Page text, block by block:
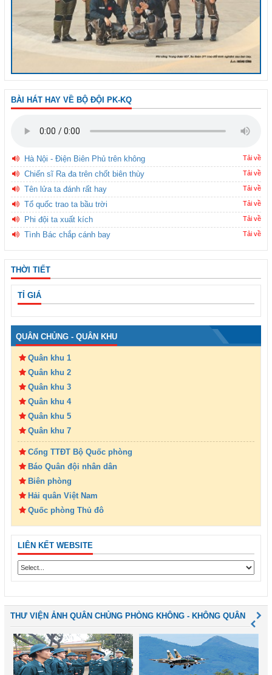
BÀI HÁT HAY VỀ BỘ ĐỘI PK-KQ
Hà Nội - Điện Biên Phủ trên không Tải về
Chiến sĩ Ra đa trên chốt biên thùy Tải về
Tên lửa ta đánh rất hay Tải về
Tổ quốc trao ta bầu trời Tải về
Phi đội ta xuất kích Tải về
Tình Bác chắp cánh bay Tải về
THỜI TIẾT
TỈ GIÁ
QUÂN CHỦNG - QUÂN KHU
Quân khu 1
Quân khu 2
Quân khu 3
Quân khu 4
Quân khu 5
Quân khu 7
Cổng TTĐT Bộ Quốc phòng
Báo Quân đội nhân dân
Biên phòng
Hải quân Việt Nam
Quốc phòng Thủ đô
LIÊN KẾT WEBSITE
THƯ VIỆN ẢNH QUÂN CHỦNG PHÒNG KHÔNG - KHÔNG QUÂN